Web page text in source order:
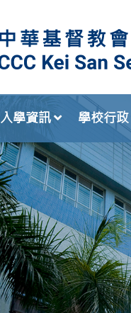
入學資訊 學校行政